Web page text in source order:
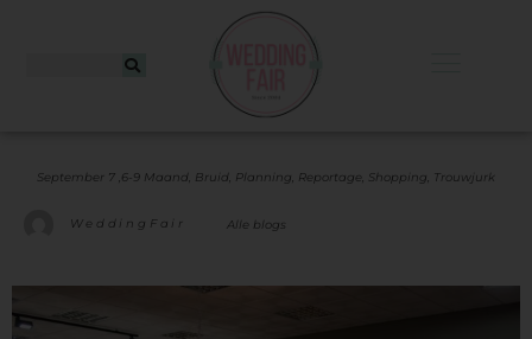
September 7 ,6-9 Maand, Bruid, Planning, Reportage, Shopping, Trouwjurk
WeddingFair Alle blogs